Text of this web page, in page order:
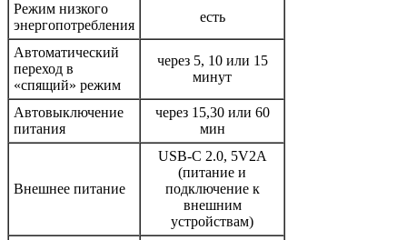
Режим низкого
энергопотребления
есть
Автоматический
переход в
«спящий» режим
через 5, 10 или 15
минут
Автовыключение
питания
через 15,30 или 60
мин
Внешнее питание
USB-C 2.0, 5V2A
(питание и
подключение к
внешним
устройствам)